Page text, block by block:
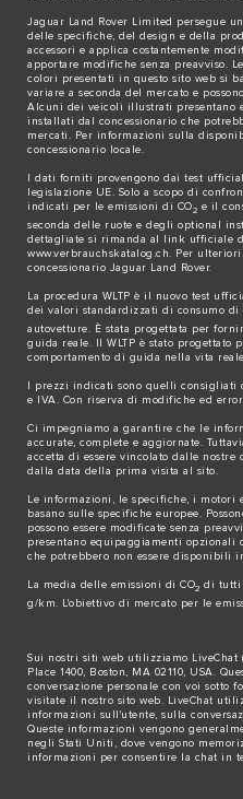
Jaguar Land Rover Limited persegue
delle specifiche, del design e della
accessori e applica costantemente
apportare modifiche senza preavviso.
colori presentati in questo sito web si
variare a seconda del mercato e
Alcuni dei veicoli illustrati presentano
installati dal concessionario che
mercati. Per informazioni sulla
concessionario locale.
I dati forniti provengono dai test
legislazione UE. Solo a scopo di
indicati per le emissioni di CO2 e il
seconda delle ruote e degli optional
dettagliate si rimanda al link ufficiale
www.verbrauchskatalog.ch . Per
concessionario Jaguar Land Rover.
La procedura WLTP è il nuovo test
dei valori standardizzati di consumo di
autovetture. È stata progettata per
guida reale. Il WLTP è stato progettato
comportamento di guida nella vita reale.
I prezzi indicati sono quelli consigliati
e IVA. Con riserva di modifiche ed
Ci impegniamo a garantire che le
accurate, complete e aggiornate.
accetta di essere vincolato dalle
dalla data della prima visita al sito.
Le informazioni, le specifiche, i
basano sulle specifiche europee.
possono essere modificate senza
presentano equipaggiamenti opzionali
che potrebbero non essere disponibili
La media delle emissioni di CO2 di tutti
g/km. L'obiettivo di mercato per le
Sui nostri siti web utilizziamo LiveChat (
Place 1400, Boston, MA 02110, USA.
conversazione personale con voi sotto
visitate il nostro sito web. LiveChat
informazioni sull'utente, sulla
Queste informazioni vengono
negli Stati Uniti, dove vengono
informazioni per consentire la chat in